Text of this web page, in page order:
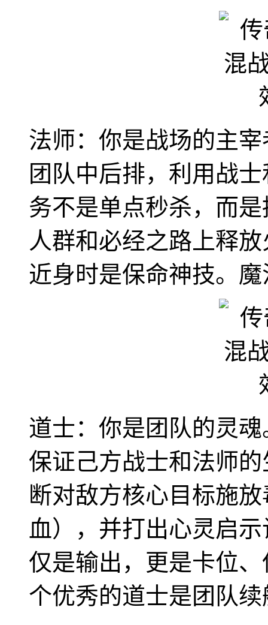
法师：你是战场的主
团队中后排，利用战
务不是单点秒杀，而
人群和必经之路上释
近身时是保命神技。
道士：你是团队的灵
保证己方战士和法师
断对敌方核心目标施
血），并打出心灵启
仅是输出，更是卡位
个优秀的道士是团队